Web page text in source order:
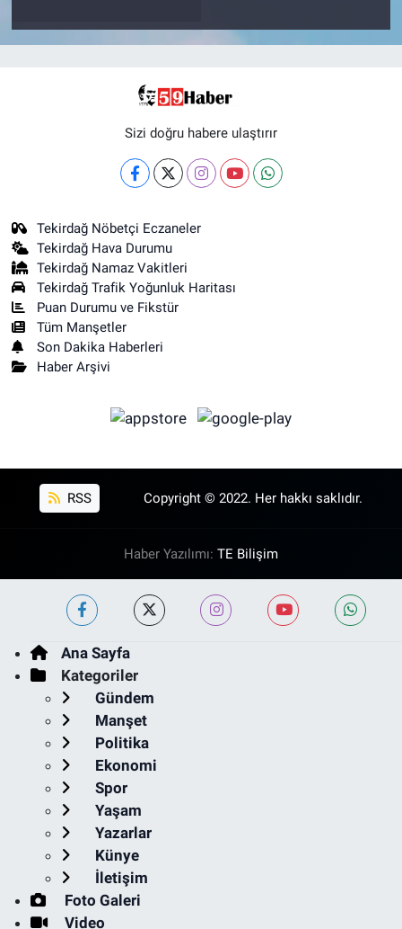
Sizi doğru habere ulaştırır
Tekirdağ Nöbetçi Eczaneler
Tekirdağ Hava Durumu
Tekirdağ Namaz Vakitleri
Tekirdağ Trafik Yoğunluk Haritası
Puan Durumu ve Fikstür
Tüm Manşetler
Son Dakika Haberleri
Haber Arşivi
RSS Copyright © 2022. Her hakkı saklıdır.
Haber Yazılımı: TE Bilişim
Ana Sayfa
Kategoriler
Gündem
Manşet
Politika
Ekonomi
Spor
Yaşam
Yazarlar
Künye
İletişim
Foto Galeri
Video